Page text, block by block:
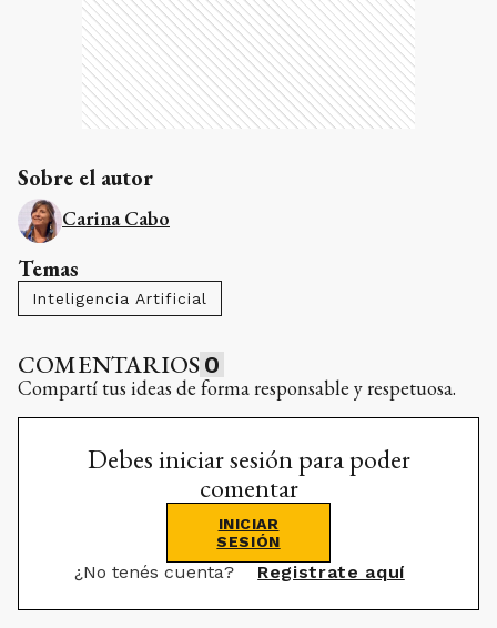
Sobre el autor
Carina Cabo
Temas
Inteligencia Artificial
COMENTARIOS 0
Compartí tus ideas de forma responsable y respetuosa.
Debes iniciar sesión para poder
comentar
INICIAR
SESIÓN
¿No tenés cuenta? Registrate aquí